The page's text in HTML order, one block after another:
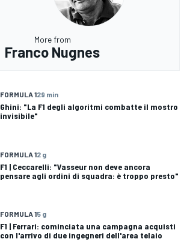
More from
Franco Nugnes
FORMULA 129 min
Ghini: "La F1 degli algoritmi combatte il mostro
invisibile"
FORMULA 12 g
F1 | Ceccarelli: "Vasseur non deve ancora
pensare agli ordini di squadra: è troppo presto"
FORMULA 15 g
F1 | Ferrari: cominciata una campagna acquisti
con l'arrivo di due ingegneri dell'area telaio